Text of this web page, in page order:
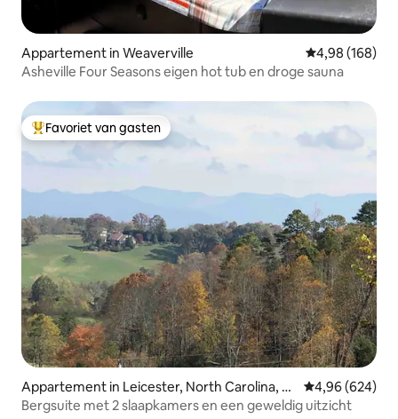
Appartement in Weaverville Gemiddelde
4,98 (168)
Asheville Four Seasons eigen hot tub en droge sauna
Topfavoriet van gasten
Favoriet van gasten
Appartement in Leicester, North Carolina, U
S
Gemiddelde
4,96 (624)
Bergsuite met 2 slaapkamers en een geweldig uitzicht